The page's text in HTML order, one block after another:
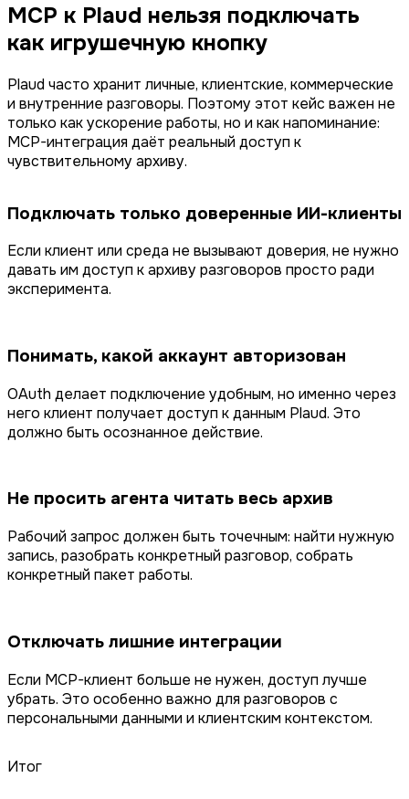
MCP к Plaud нельзя подключать
как игрушечную кнопку
Plaud часто хранит личные, клиентские, коммерческие
и внутренние разговоры. Поэтому этот кейс важен не
только как ускорение работы, но и как напоминание:
MCP-интеграция даёт реальный доступ к
чувствительному архиву.
Подключать только доверенные ИИ-клиенты
Если клиент или среда не вызывают доверия, не нужно
давать им доступ к архиву разговоров просто ради
эксперимента.
Понимать, какой аккаунт авторизован
OAuth делает подключение удобным, но именно через
него клиент получает доступ к данным Plaud. Это
должно быть осознанное действие.
Не просить агента читать весь архив
Рабочий запрос должен быть точечным: найти нужную
запись, разобрать конкретный разговор, собрать
конкретный пакет работы.
Отключать лишние интеграции
Если MCP-клиент больше не нужен, доступ лучше
убрать. Это особенно важно для разговоров с
персональными данными и клиентским контекстом.
Итог